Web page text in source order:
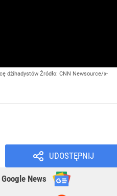
dżihadystów Źródło: CNN Newsource/x-
UDOSTĘPNIJ
Google News